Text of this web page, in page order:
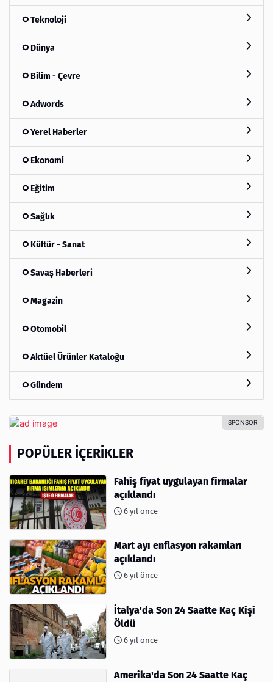
Teknoloji
Dünya
Bilim - Çevre
Adwords
Yerel Haberler
Ekonomi
Eğitim
Sağlık
Kültür - Sanat
Savaş Haberleri
Magazin
Otomobil
Aktüel Ürünler Kataloğu
Gündem
POPÜLER İÇERIKLER
Fahiş fiyat uygulayan firmalar
açıklandı
6 yıl önce
Mart ayı enflasyon rakamları
açıklandı
6 yıl önce
İtalya'da Son 24 Saatte Kaç Kişi
Öldü
6 yıl önce
Amerika'da Son 24 Saatte Kaç